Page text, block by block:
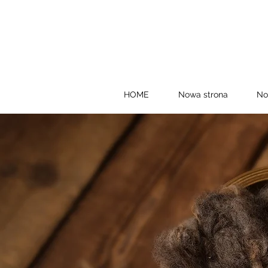
HOME Nowa strona